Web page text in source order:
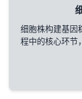
细胞株构建基因
程中的核心环节